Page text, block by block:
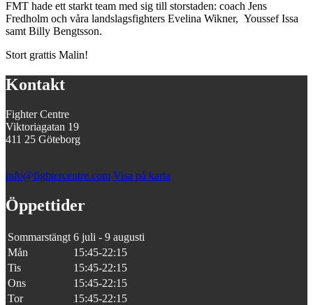
FMT hade ett starkt team med sig till storstaden: coach Jens
Fredholm och våra landslagsfighters Evelina Wikner, Youssef Issa
samt Billy Bengtsson.
Stort grattis Malin!
Kontakt
Fighter Centre
Viktoriagatan 19
411 25 Göteborg
info@fightercentre.com Visa på karta
Öppettider
Sommarstängt 6 juli - 9 augusti
Mån
15:45-22:15
Tis
15:45-22:15
Ons
15:45-22:15
Tor
15:45-22:15